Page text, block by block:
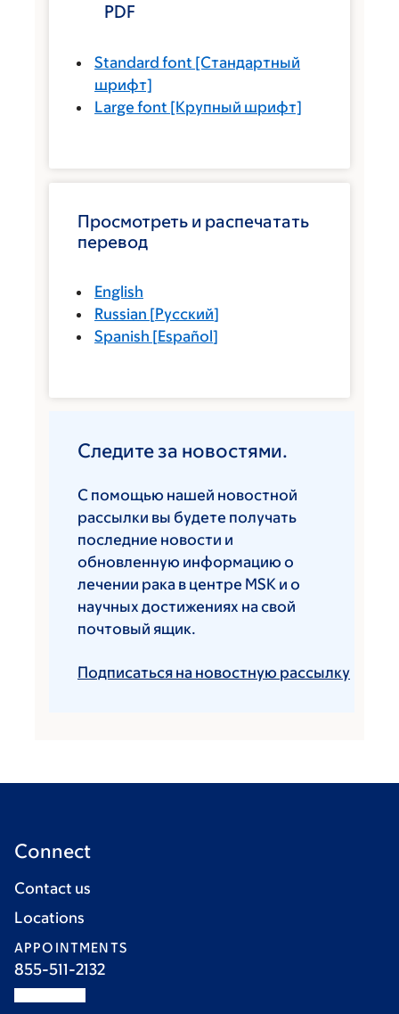
PDF
Standard font [Стандартный
шрифт]
Large font [Крупный шрифт]
Просмотреть и распечатать
перевод
English
Russian [Русский]
Spanish [Español]
Следите за новостями.
С помощью нашей новостной
рассылки вы будете получать
последние новости и
обновленную информацию о
лечении рака в центре MSK и о
научных достижениях на свой
почтовый ящик.
Подписаться на новостную рассылку
Connect
Contact us
Locations
APPOINTMENTS
855-511-2132